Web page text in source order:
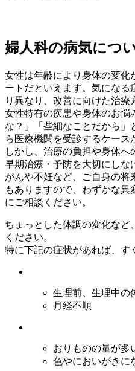
婦人科の病気につ
女性は年齢により身体の変化
ートだといえます。気になる
り異なり、改善に向けた治療
女性特有の疾患や身体のお悩
な？」「些細なことだから
ら医療機関を受診するケース
しかし、治療の負担や身体へ
早期治療・予防を大切にしな
がんや不妊など、ご自身の将
もありますので、わずかな
にご相談ください。
ちょっとした体調の変化など
ください。
特に下記の症状があれば、す
生理前、生理中の
月経不順
おりものの量が多
色やにおいがきに